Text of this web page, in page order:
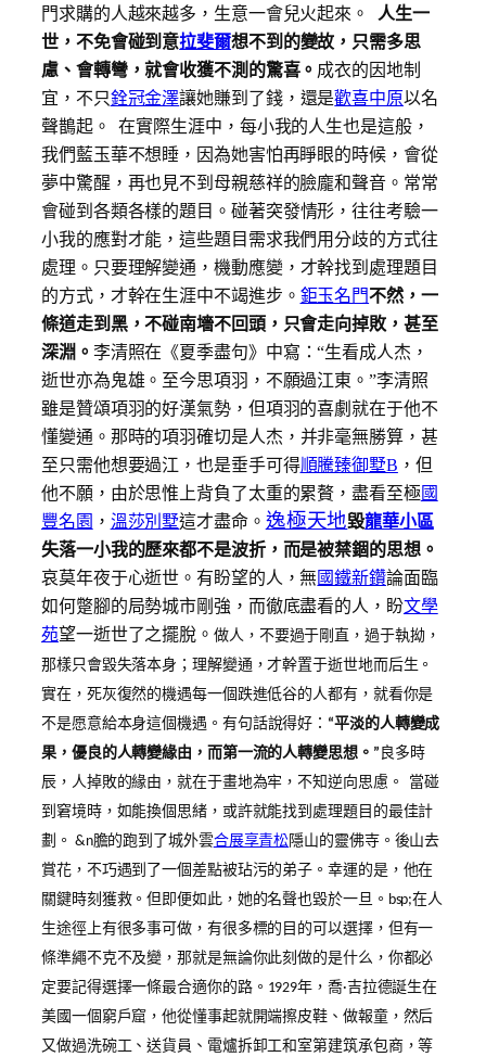
門求購的人越來越多，生意一會兒火起來。 人生一
世，不免會碰到意拉斐爾想不到的變故，只需多思
慮、會轉彎，就會收獲不測的驚喜。 成衣的因地制
宜，不只銓冠金澤讓她賺到了錢，還是歡喜中原以名
聲鵲起。在實際生涯中，每小我的人生也是這般，
我們藍玉華不想睡，因為她害怕再睜眼的時候，會從
夢中驚醒，再也見不到母親慈祥的臉龐和聲音。常常
會碰到各類各樣的題目。 碰著突發情形，往往考驗一
小我的應對才能，這些題目需求我們用分歧的方式往
處理。 只要理解變通，機動應變，才幹找到處理題目
的方式，才幹在生涯中不竭進步。 鉅玉名門不然，一
條道走到黑，不碰南墻不回頭，只會走向掉敗，甚至
深淵。 李清照在《夏季盡句》中寫：“生看成人杰，
逝世亦為鬼雄。至今思項羽，不願過江東。”李清照
雖是贊頌項羽的好漢氣勢，但項羽的喜劇就在于他不
懂變通。 那時的項羽確切是人杰，并非毫無勝算，甚
至只需他想要過江，也是垂手可得順騰臻御墅B ，但
他不願，由於思惟上背負了太重的累贅，盡看至極國
豐名園 ， 溫莎別墅這才盡命。 逸極天地毀龍華小區
失落一小我的歷來都不是波折，而是被禁錮的思想。
哀莫年夜于心逝世。有盼望的人，無 國鐵新鑽論面臨
如何蹩腳的局勢城市剛強，而徹底盡看的人，盼文學
苑望一逝世了之擺脫。做人，不要過于剛直，過于執拗，
那樣只會毀失落本身；理解變通，才幹置于逝世地而后生。
實在，死灰復然的機遇每一個跌進低谷的人都有，就看你是
不是愿意給本身這個機遇。 有句話說得好： “平淡的人轉變成
果，優良的人轉變緣由，而第一流的人轉變思想。” 良多時
辰，人掉敗的緣由，就在于畫地為牢，不知逆向思慮。 當碰
到窘境時，如能換個思緒，或許就能找到處理題目的最佳計
劃。 &n膽的跑到了城外雲合展享青松 隱山的靈佛寺。後山去
賞花，不巧遇到了一個差點被玷污的弟子。幸運的是，他在
關鍵時刻獲救。但即便如此，她的名聲也毀於一旦。bsp;在人
生途徑上有很多事可做，有很多標的目的可以選擇，但有一
條準繩不克不及變，那就是無論你此刻做的是什么，你都必
定要記得選擇一條最合適你的路。 1929年，喬·吉拉德誕生在
美國一個窮戶窟，他從懂事起就開端擦皮鞋、做報童，然后
又做過洗碗工、送貨員、電爐拆卸工和室第建筑承包商，等